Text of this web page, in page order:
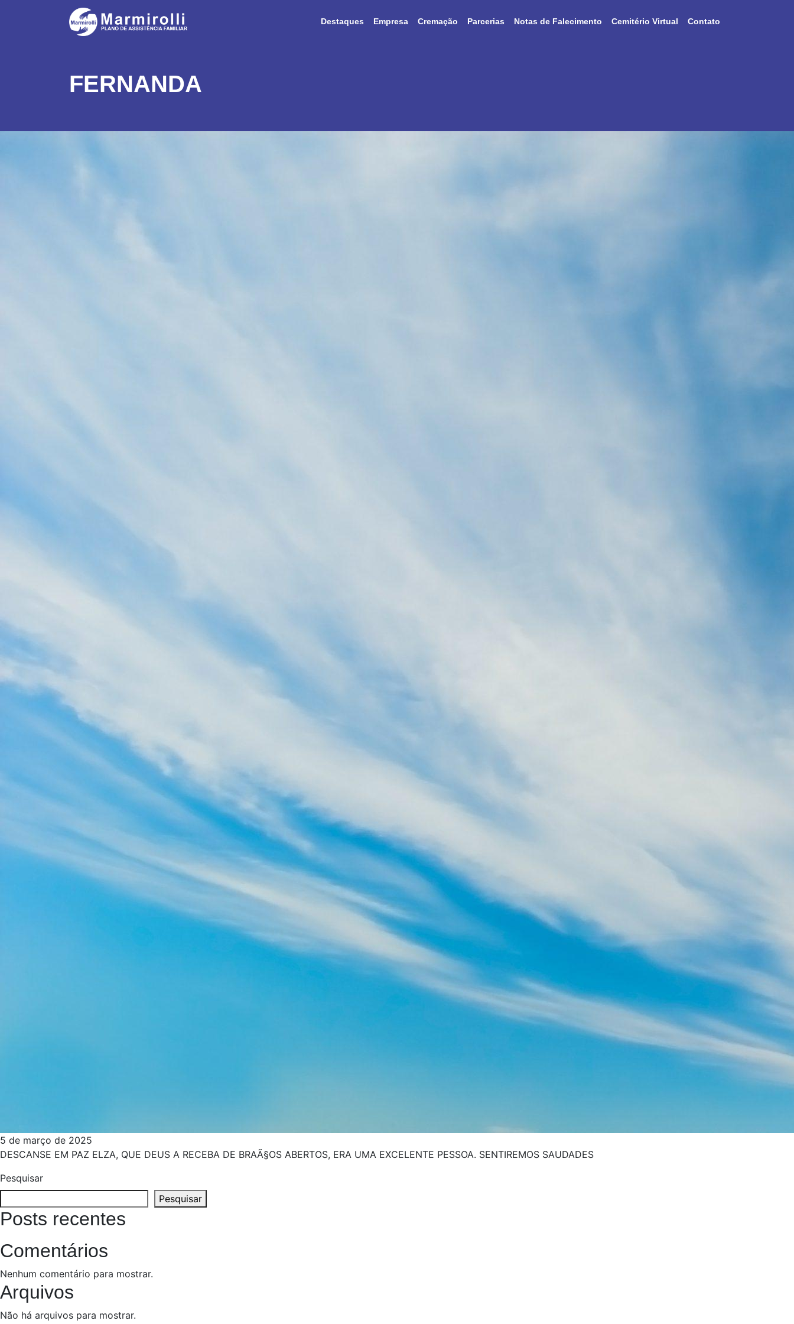
Destaques Empresa Cremação Parcerias Notas de Falecimento Cemitério Virtual Contato
FERNANDA
5 de março de 2025
DESCANSE EM PAZ ELZA, QUE DEUS A RECEBA DE BRAÃ§OS ABERTOS, ERA UMA EXCELENTE PESSOA. SENTIREMOS SAUDADES
Pesquisar
Pesquisar
Posts recentes
Comentários
Nenhum comentário para mostrar.
Arquivos
Não há arquivos para mostrar.